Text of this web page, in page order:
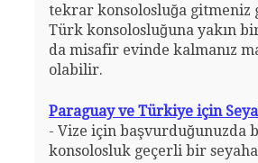
tekrar konsolosluğa gitmeniz
Türk konsolosluğuna yakın
da misafir evinde kalmanız
olabilir.
Paraguay ve Türkiye için
- Vize için başvurduğunuzda
konsolosluk geçerli bir